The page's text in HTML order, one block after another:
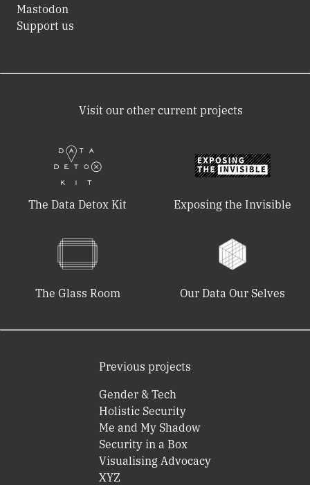
Mastodon
Support us
Visit our other current projects
The Data Detox Kit Exposing the Invisible
The Glass Room Our Data Our Selves
Previous projects
Gender & Tech
Holistic Security
Me and My Shadow
Security in a Box
Visualising Advocacy
XYZ